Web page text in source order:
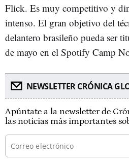
Flick. Es muy competitivo y
intenso. El gran objetivo del
delantero brasileño pueda ser
de mayo en el Spotify Camp
NEWSLETTER CRÓNICA
Apúntate a la newsletter de
las noticias más importantes